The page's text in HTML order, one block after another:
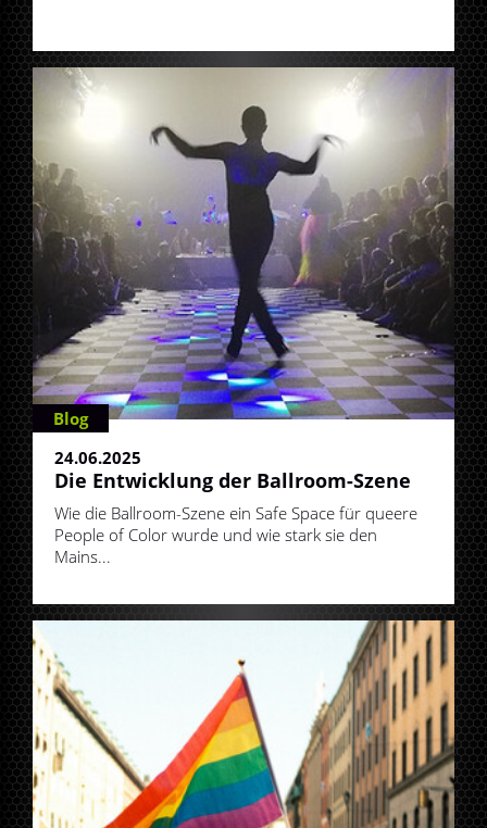
Blog
24.06.2025
Die Entwicklung der Ballroom-Szene
Wie die Ballroom-Szene ein Safe Space für queere
People of Color wurde und wie stark sie den
Mains...